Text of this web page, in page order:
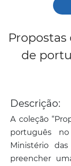
de
Descrição:
A coleção
português
Ministério
preencher